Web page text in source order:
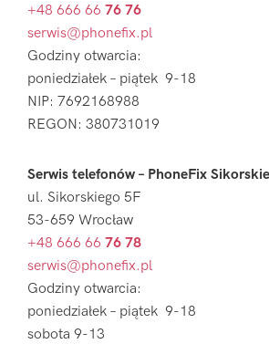
+48 666 66 76 76
serwis@phonefix.pl
Godziny otwarcia:
poniedziałek – piątek 9-18
NIP: 7692168988
REGON: 380731019
Serwis telefonów – PhoneFix
ul. Sikorskiego 5F
53-659 Wrocław
+48 666 66 76 78
serwis@phonefix.pl
Godziny otwarcia:
poniedziałek – piątek 9-18
sobota 9-13